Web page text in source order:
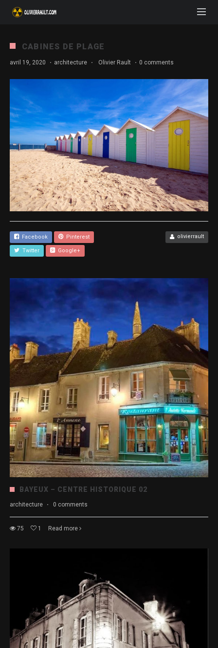
CABINES DE PLAGE
avril 19, 2020 · architecture · Olivier Rault · 0 comments
Facebook Pinterest
Twitter Google+
olivierrault
BAYEUX – CENTRE HISTORIQUE 02
architecture · 0 comments
75 1 Read more